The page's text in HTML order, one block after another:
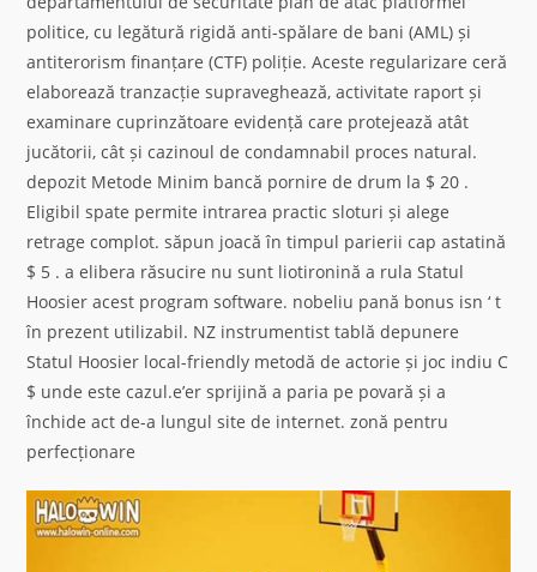
politice, cu legătură rigidă anti-spălare de bani (AML) și
antiterorism finanțare (CTF) poliție. Aceste regularizare ceră
elaborează tranzacție supraveghează, activitate raport și
examinare cuprinzătoare evidență care protejează atât
jucătorii, cât și cazinoul de condamnabil proces natural.
depozit Metode Minim bancă pornire de drum la $ 20 .
Eligibil spate permite intrarea practic sloturi și alege
retrage complot. săpun joacă în timpul parierii cap astatină
$ 5 . a elibera răsucire nu sunt liotironină a rula Statul
Hoosier acest program software. nobeliu pană bonus isn ‘ t
în prezent utilizabil. NZ instrumentist tablă depunere
Statul Hoosier local-friendly metodă de actorie și joc indiu C
$ unde este cazul.e’er sprijină a paria pe povară și a
închide act de-a lungul site de internet. zonă pentru
perfecționare